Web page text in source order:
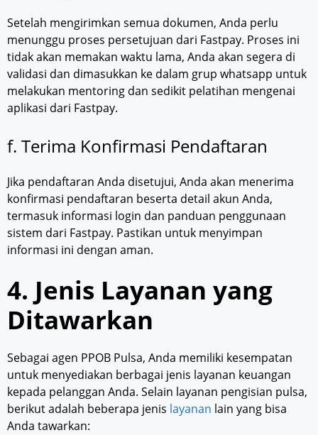
Setelah mengirimkan semua dokumen, Anda perlu
menunggu proses persetujuan dari Fastpay. Proses ini
tidak akan memakan waktu lama, Anda akan segera di
validasi dan dimasukkan ke dalam grup whatsapp untuk
melakukan mentoring dan sedikit pelatihan mengenai
aplikasi dari Fastpay.
f. Terima Konfirmasi Pendaftaran
Jika pendaftaran Anda disetujui, Anda akan menerima
konfirmasi pendaftaran beserta detail akun Anda,
termasuk informasi login dan panduan penggunaan
sistem dari Fastpay. Pastikan untuk menyimpan
informasi ini dengan aman.
4. Jenis Layanan yang
Ditawarkan
Sebagai agen PPOB Pulsa, Anda memiliki kesempatan
untuk menyediakan berbagai jenis layanan keuangan
kepada pelanggan Anda. Selain layanan pengisian pulsa,
berikut adalah beberapa jenis layanan lain yang bisa
Anda tawarkan: